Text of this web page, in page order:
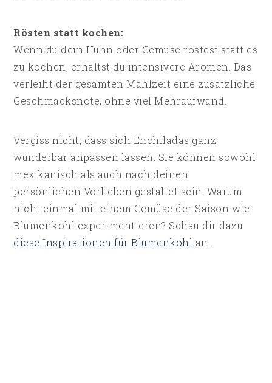
Rösten statt kochen:
Wenn du dein Huhn oder Gemüse röstest statt es
zu kochen, erhältst du intensivere Aromen. Das
verleiht der gesamten Mahlzeit eine zusätzliche
Geschmacksnote, ohne viel Mehraufwand.
Vergiss nicht, dass sich Enchiladas ganz
wunderbar anpassen lassen. Sie können sowohl
mexikanisch als auch nach deinen
persönlichen Vorlieben gestaltet sein. Warum
nicht einmal mit einem Gemüse der Saison wie
Blumenkohl experimentieren? Schau dir dazu
diese Inspirationen für Blumenkohl an.